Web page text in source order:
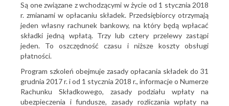
Są one związane z wchodzącymi w życie od 1 stycznia 2018
r. zmianami w opłacaniu składek. Przedsiębiorcy otrzymają
jeden własny rachunek bankowy, na który będą wpłacać
składki jedną wpłatą. Trzy lub cztery przelewy zastąpi
jeden. To oszczędność czasu i niższe koszty obsługi
płatności.
Program szkoleń obejmuje zasady opłacania składek do 31
grudnia 2017 r. i od 1 stycznia 2018 r., informacje o Numerze
Rachunku Składkowego, zasady podziału wpłaty na
ubezpieczenia i fundusze, zasady rozliczania wpłaty na